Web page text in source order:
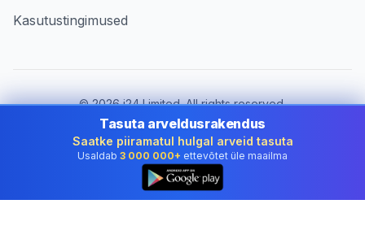
Kasutustingimused
©2026i24 Limited. All rights reserved.
Ettevõtetele riigis Estonia
Muuda riiki:
Estonia
Tasuta arveldusrakendus
Saatke piiramatul hulgal arveid tasuta
Usaldab 3 000 000+ ettevõtet üle maailma